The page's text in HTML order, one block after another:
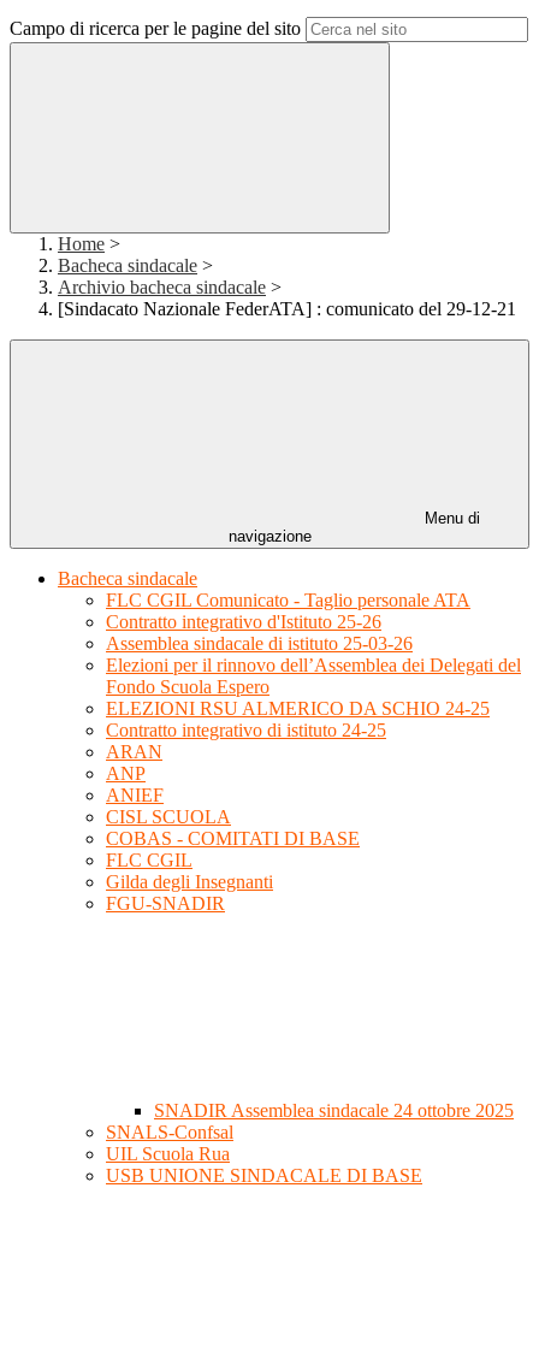
Campo di ricerca per le pagine del sito
Home >
Bacheca sindacale >
Archivio bacheca sindacale >
[Sindacato Nazionale FederATA] : comunicato del 29-12-21
Menu di
navigazione
Bacheca sindacale
FLC CGIL Comunicato - Taglio personale ATA
Contratto integrativo d'Istituto 25-26
Assemblea sindacale di istituto 25-03-26
Elezioni per il rinnovo dell’Assemblea dei Delegati del
Fondo Scuola Espero
ELEZIONI RSU ALMERICO DA SCHIO 24-25
Contratto integrativo di istituto 24-25
ARAN
ANP
ANIEF
CISL SCUOLA
COBAS - COMITATI DI BASE
FLC CGIL
Gilda degli Insegnanti
FGU-SNADIR
SNADIR Assemblea sindacale 24 ottobre 2025
SNALS-Confsal
UIL Scuola Rua
USB UNIONE SINDACALE DI BASE